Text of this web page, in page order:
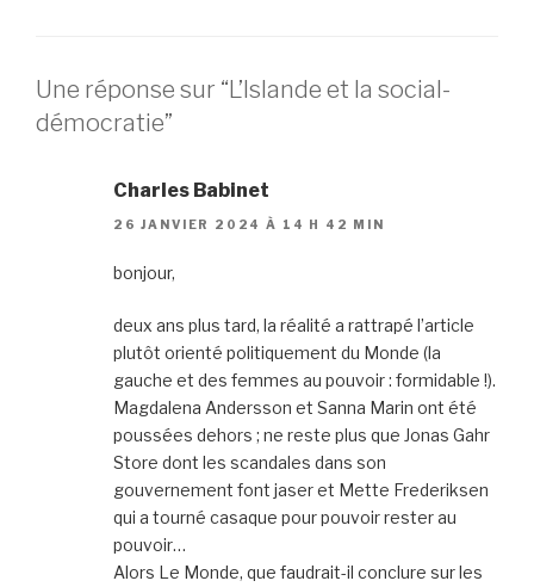
Une réponse sur “L’Islande et la social-
démocratie”
Charles Babinet
26 JANVIER 2024 À 14 H 42 MIN
bonjour,
deux ans plus tard, la réalité a rattrapé l’article
plutôt orienté politiquement du Monde (la
gauche et des femmes au pouvoir : formidable !).
Magdalena Andersson et Sanna Marin ont été
poussées dehors ; ne reste plus que Jonas Gahr
Store dont les scandales dans son
gouvernement font jaser et Mette Frederiksen
qui a tourné casaque pour pouvoir rester au
pouvoir…
Alors Le Monde, que faudrait-il conclure sur les